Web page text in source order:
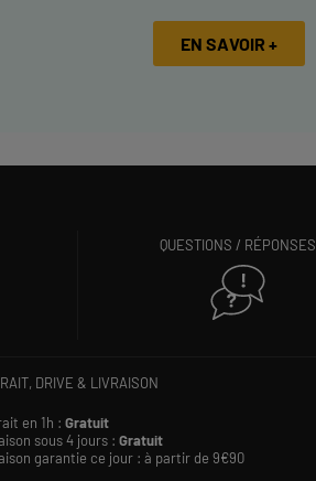
EN SAVOIR +
QUESTIONS / RÉPONSES
DRIVE & LIVRAISON
en 1h : Gratuit
sous 4 jours : Gratuit
garantie ce jour : à partir de 9€90